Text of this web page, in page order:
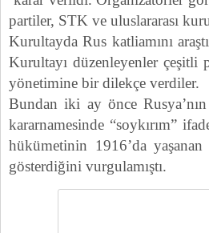
partiler, STK ve uluslararası
Kurultayda Rus katliamını
Kurultayı düzenleyenler
yönetimine bir dilekçe verdiler.
Bundan iki ay önce
kararnamesinde “soykırım”
hükümetinin 1916’da
gösterdiğini vurgulamıştı.